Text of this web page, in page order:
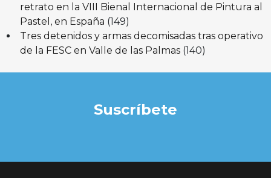
retrato en la VIII Bienal Internacional de Pintura al
Pastel, en España (149)
Tres detenidos y armas decomisadas tras operativo
de la FESC en Valle de las Palmas (140)
Suscríbete